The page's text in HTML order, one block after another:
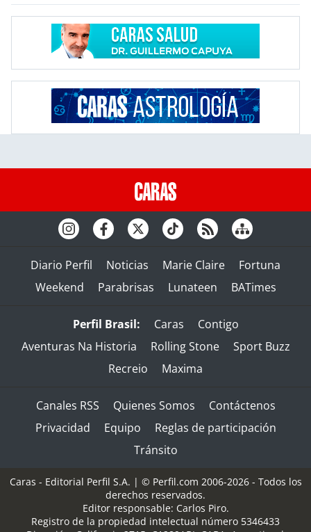
Diario Perfil Noticias Marie Claire
Fortuna
Weekend
Parabrisas Lunateen BATimes
Perfil Brasil: Caras
Contigo
Aventuras Na Historia
Rolling Stone
Sport Buzz
Recreio
Maxima
Canales RSS Quienes Somos
Contáctenos
Privacidad
Equipo
Reglas de participación
Tránsito
Caras - Editorial Perfil S.A. | © Perfil.com 2006-2026 - Todos los
derechos reservados.
Editor responsable: Carlos Piro.
Registro de la propiedad intelectual número 5346433